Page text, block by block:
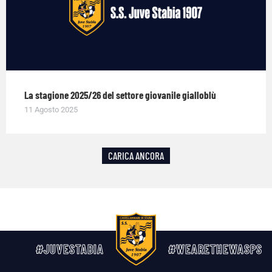
La stagione 2025/26 del settore giovanile gialloblù
11 Agosto 2025
CARICA ANCORA
#JUVESTABIA #WEARETHEWASPS